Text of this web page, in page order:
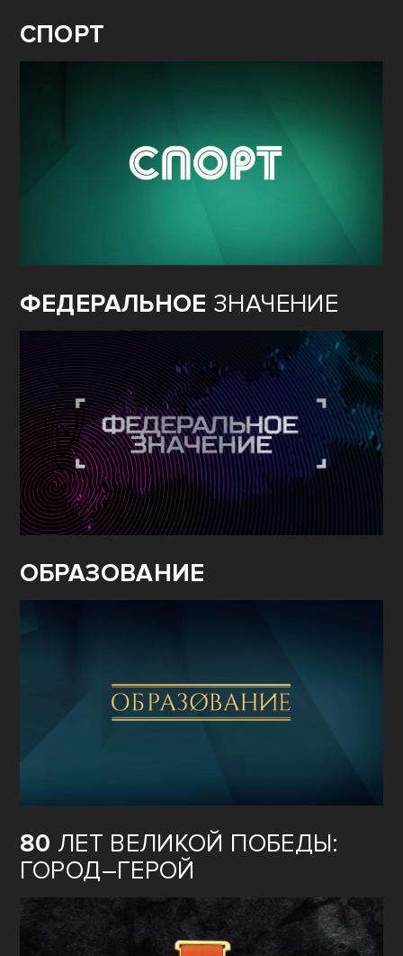
СПОРТ
ФЕДЕРАЛЬНОЕ ЗНАЧЕНИЕ
ОБРАЗОВАНИЕ
80 ЛЕТ ВЕЛИКОЙ ПОБЕДЫ:
ГОРОД–ГЕРОЙ